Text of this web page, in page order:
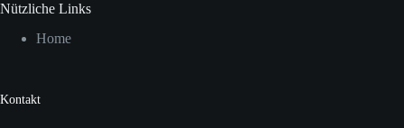
Nützliche Links
Home
Kontakt